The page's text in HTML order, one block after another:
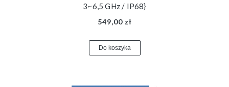
3~6,5 GHz / IP68}
549,00 zł
Do koszyka